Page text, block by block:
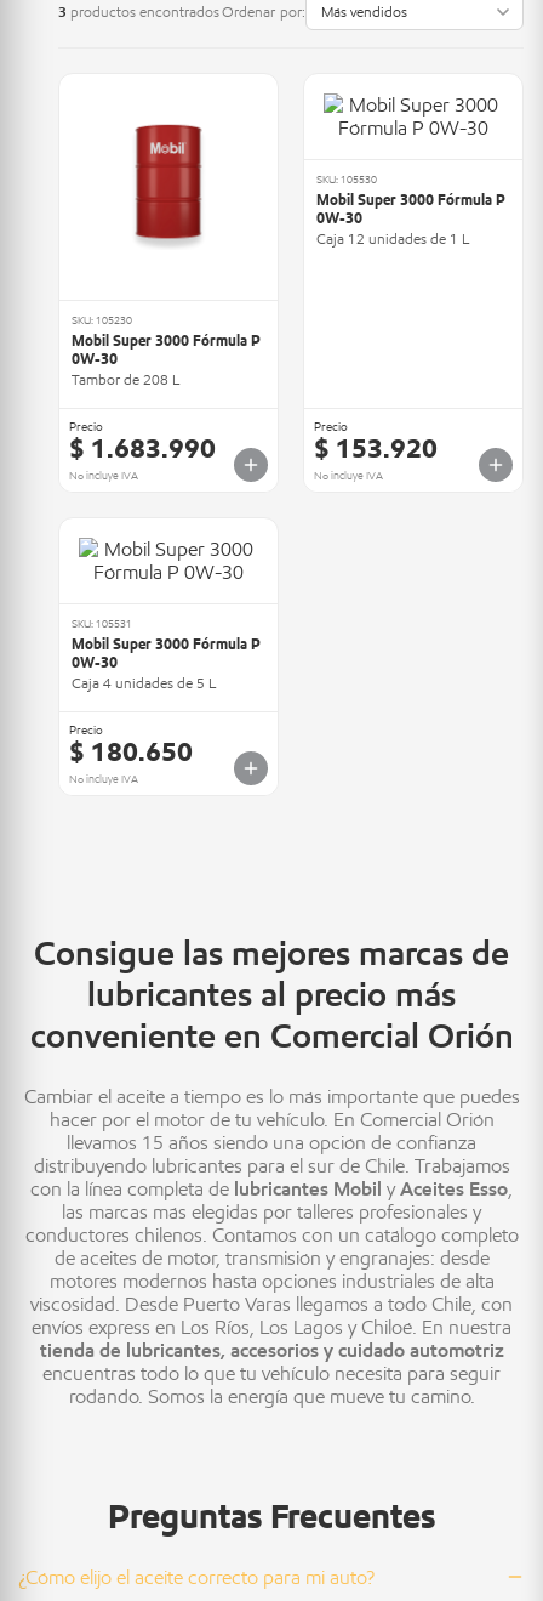
3 productos encontradosOrdenar por:
SKU: 105230
Mobil Super 3000 Fórmula P
0W-30
Tambor de 208 L
Precio
$ 1.683.990
No incluye IVA
SKU: 105530
Mobil Super 3000 Fórmula P
0W-30
Caja 12 unidades de 1 L
Precio
$ 153.920
No incluye IVA
SKU: 105531
Mobil Super 3000 Fórmula P
0W-30
Caja 4 unidades de 5 L
Precio
$ 180.650
No incluye IVA
Consigue las mejores marcas de
lubricantes al precio más
conveniente en Comercial Orión
Cambiar el aceite a tiempo es lo más importante que puedes
hacer por el motor de tu vehículo. En Comercial Orión
llevamos 15 años siendo una opción de confianza
distribuyendo lubricantes para el sur de Chile. Trabajamos
con la línea completa de lubricantes Mobil yAceites Esso,
las marcas más elegidas por talleres profesionales y
conductores chilenos. Contamos con un catálogo completo
de aceites de motor, transmisión y engranajes: desde
motores modernos hasta opciones industriales de alta
viscosidad. Desde Puerto Varas llegamos a todo Chile, con
envíos express en Los Ríos, Los Lagos y Chiloé. En nuestra
tienda de lubricantes, accesorios y cuidado automotriz
encuentras todo lo que tu vehículo necesita para seguir
rodando. Somos la energía que mueve tu camino.
Preguntas Frecuentes
¿Cómo elijo el aceite correcto para mi auto?